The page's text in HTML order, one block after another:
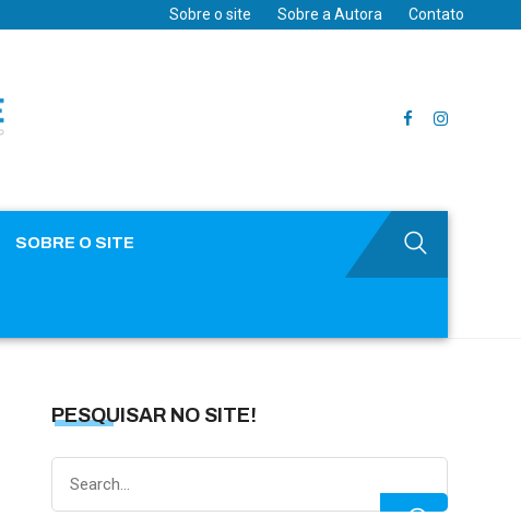
Sobre o site Sobre a Autora Contato
SOBRE O SITE
PESQUISAR NO SITE!